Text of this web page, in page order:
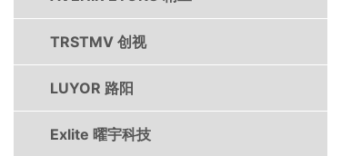
TRSTMV 创视
LUYOR 路阳
Exlite 曜宇科技